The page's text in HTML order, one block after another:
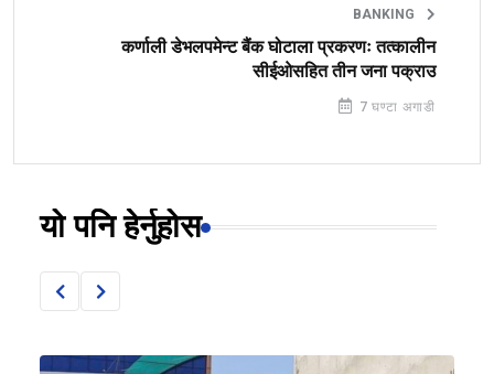
BANKING
कर्णाली डेभलपमेन्ट बैंक घोटाला प्रकरणः तत्कालीन
सीईओसहित तीन जना पक्राउ
7 घण्टा अगाडी
यो पनि हेर्नुहोस